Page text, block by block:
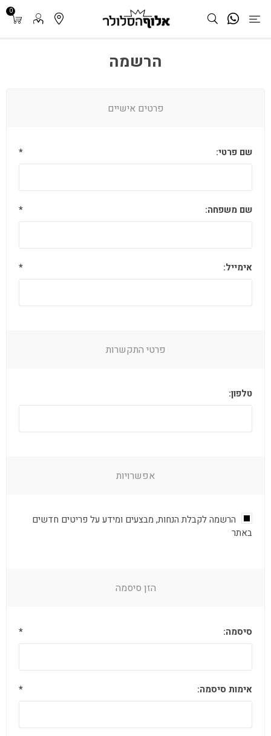
0
הרשמה
פרטים אישיים
שם פרטי: *
שם משפחה: *
אימייל: *
פרטי התקשרות
טלפון:
אפשרויות
הרשמה לקבלת הנחות, מבצעים ומידע על פריטים חדשים
באתר
הזן סיסמה
סיסמה: *
אימות סיסמה: *